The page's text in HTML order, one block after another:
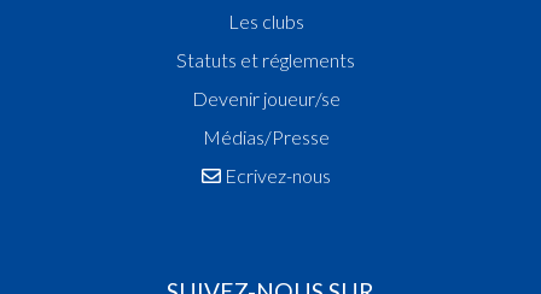
Les clubs
Statuts et réglements
Devenir joueur/se
Médias/Presse
Ecrivez-nous